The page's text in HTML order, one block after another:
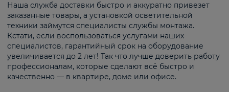
Наша служба доставки быстро и аккуратно привезет
заказанные товары, а установкой осветительной
техники займутся специалисты службы монтажа.
Кстати, если воспользоваться услугами наших
специалистов, гарантийный срок на оборудование
увеличивается до 2 лет! Так что лучше доверить работу
профессионалам, которые сделают всё быстро и
качественно — в квартире, доме или офисе.